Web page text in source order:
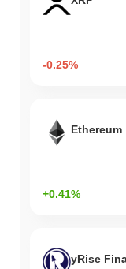
-0.25%
Ethereum
+0.41%